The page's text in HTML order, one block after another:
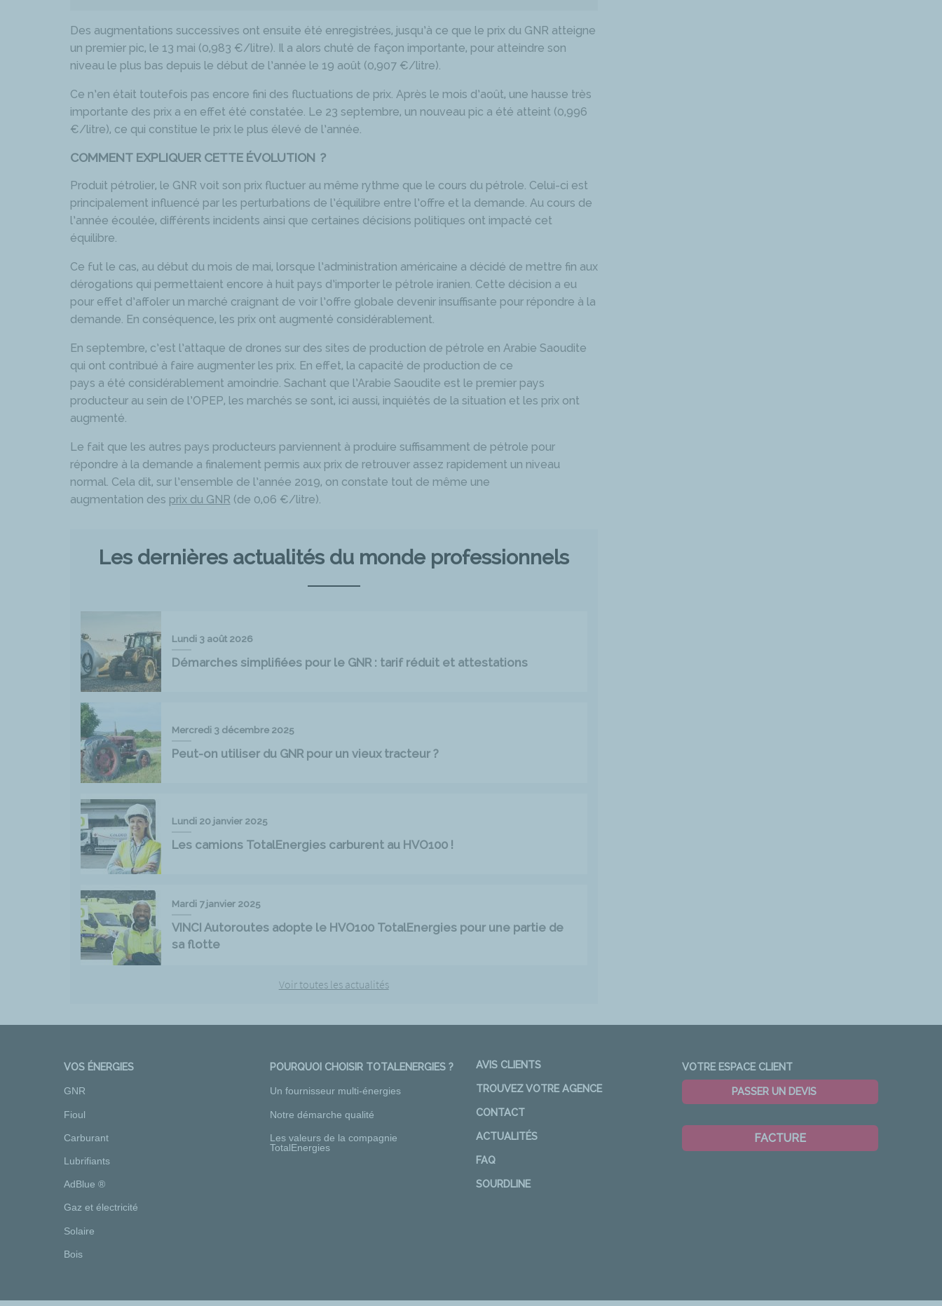
Des augmentations successives ont ensuite été enregistrées, jusqu’à ce que le prix du GNR atteigne
un premier pic, le 13 mai (0,983 €/litre). Il a alors chuté de façon importante, pour atteindre son
niveau le plus bas depuis le début de l’année le 19 août (0,907 €/litre).
Ce n’en était toutefois pas encore fini des fluctuations de prix. Après le mois d’août, une hausse très
importante des prix a en effet été constatée. Le 23 septembre, un nouveau pic a été atteint (0,996
€/litre), ce qui constitue le prix le plus élevé de l’année.
COMMENT EXPLIQUER CETTE ÉVOLUTION ?
Produit pétrolier, le GNR voit son prix fluctuer au même rythme que le cours du pétrole. Celui-ci est
principalement influencé par les perturbations de l’équilibre entre l’offre et la demande. Au cours de
l’année écoulée, différents incidents ainsi que certaines décisions politiques ont impacté cet
équilibre.
Ce fut le cas, au début du mois de mai, lorsque l’administration américaine a décidé de mettre fin aux
dérogations qui permettaient encore à huit pays d’importer le pétrole iranien. Cette décision a eu
pour effet d’affoler un marché craignant de voir l’offre globale devenir insuffisante pour répondre à la
demande. En conséquence, les prix ont augmenté considérablement.
En septembre, c’est l’attaque de drones sur des sites de production de pétrole en Arabie Saoudite
qui ont contribué à faire augmenter les prix. En effet, la capacité de production de ce
pays a été considérablement amoindrie. Sachant que l’Arabie Saoudite est le premier pays
producteur au sein de l’OPEP, les marchés se sont, ici aussi, inquiétés de la situation et les prix ont
augmenté.
Le fait que les autres pays producteurs parviennent à produire suffisamment de pétrole pour
répondre à la demande a finalement permis aux prix de retrouver assez rapidement un niveau
normal. Cela dit, sur l’ensemble de l’année 2019, on constate tout de même une
augmentation des prix du GNR (de 0,06 €/litre).
Les dernières actualités du monde professionnels
Lundi 3 août 2026
Démarches simplifiées pour le GNR : tarif réduit et attestations
Mercredi 3 décembre 2025
Peut-on utiliser du GNR pour un vieux tracteur ?
Lundi 20 janvier 2025
Les camions TotalEnergies carburent au HVO100 !
Mardi 7 janvier 2025
VINCI Autoroutes adopte le HVO100 TotalEnergies pour une partie de
sa flotte
Voir toutes les actualités
VOS ÉNERGIES
GNR
Fioul
Carburant
Lubrifiants
AdBlue ®
Gaz et électricité
Solaire
Bois
POURQUOI CHOISIR TOTALENERGIES ?
Un fournisseur multi-énergies
Notre démarche qualité
Les valeurs de la compagnie
TotalEnergies
AVIS CLIENTS
TROUVEZ VOTRE AGENCE
CONTACT
ACTUALITÉS
FAQ
SOURDLINE
VOTRE ESPACE CLIENT
PASSER UN DEVIS
FACTURE